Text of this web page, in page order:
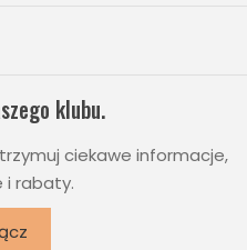
klubu.
ciekawe informacje,
i rabaty.